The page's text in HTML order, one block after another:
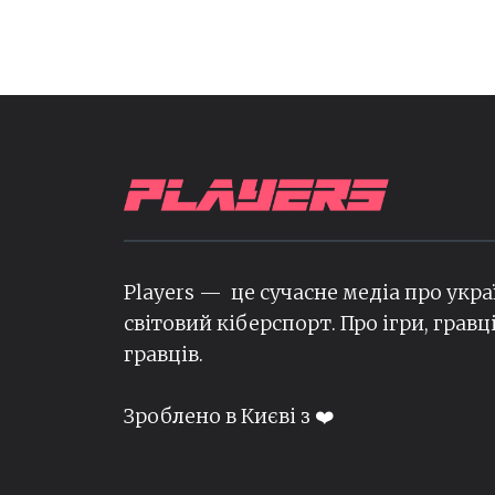
Players — це сучасне медіа про
світовий кіберспорт. Про ігри,
гравців.
Зроблено в Києві з ❤️